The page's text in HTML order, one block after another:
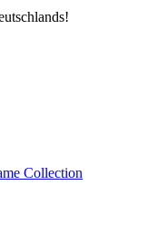
Collection